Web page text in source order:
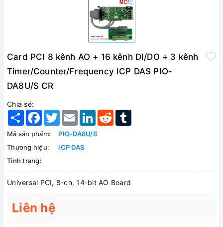
Card PCI 8 kênh AO + 16 kênh DI/DO + 3 kênh
Timer/Counter/Frequency ICP DAS PIO-
DA8U/S CR
Chia sẻ:
Share Facebook
TwitterEmail LinkedInReddit
Mã sản phẩm:
PIO-DA8U/S
Thương hiệu:
ICP DAS
Tình trạng:
Universal PCI, 8-ch, 14-bit AO Board
Liên hệ